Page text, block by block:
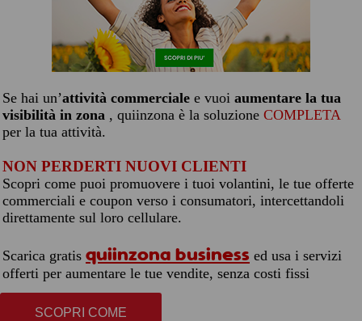
Se hai un’attività commerciale e vuoi aumentare la tua
visibilità in zona , quiinzona è la soluzione COMPLETA
per la tua attività.
NON PERDERTI NUOVI CLIENTI
Scopri come puoi promuovere i tuoi volantini, le tue offerte
commerciali e coupon verso i consumatori, intercettandoli
direttamente sul loro cellulare.
Scarica gratis quiinzona business ed usa i servizi
offerti per aumentare le tue vendite, senza costi fissi
SCOPRI COME